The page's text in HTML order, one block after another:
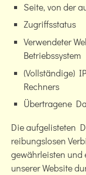
Seite, von der
Zugriffsstatus
Verwendeter
Betriebssystem
(Vollständige)
Rechners
Übertragene
Die aufgelisteten
reibungslosen
gewährleisten
unserer Website